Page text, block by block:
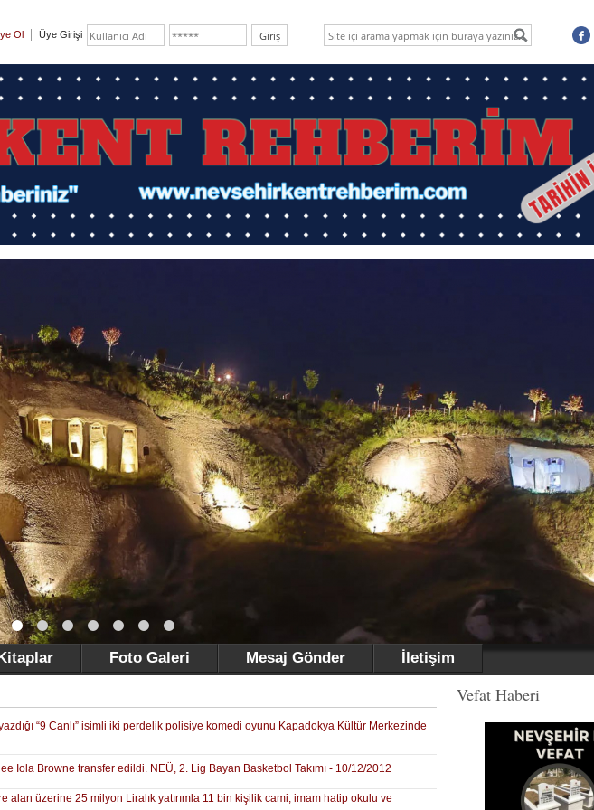
Ol Üye Girişi
Foto Galeri Mesaj Gönder İletişim
“9 Canlı” isimli iki perdelik polisiye komedi oyunu Kapadokya Kültür Merkezinde
Iola Browne transfer edildi. NEÜ, 2. Lig Bayan Basketbol Takımı - 10/12/2012
üzerine 25 milyon Liralık yatırımla 11 bin kişilik cami, imam hatip okulu ve
Vefat Haberi